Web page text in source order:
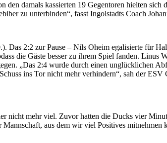
damals kassierten 19 Gegentoren hielten
zu unterbinden“, fasst Ingolstadts Coach
2:2 zur Pause – Nils Oheim egalisierte für
die Gäste besser zu ihrem Spiel fanden. Linus
„Das 2:4 wurde durch einen unglücklichen
ins Tor nicht mehr verhindern“, sah der
nicht mehr viel. Zuvor hatten die Ducks vier
aus dem wir viel Positives mitnehmen